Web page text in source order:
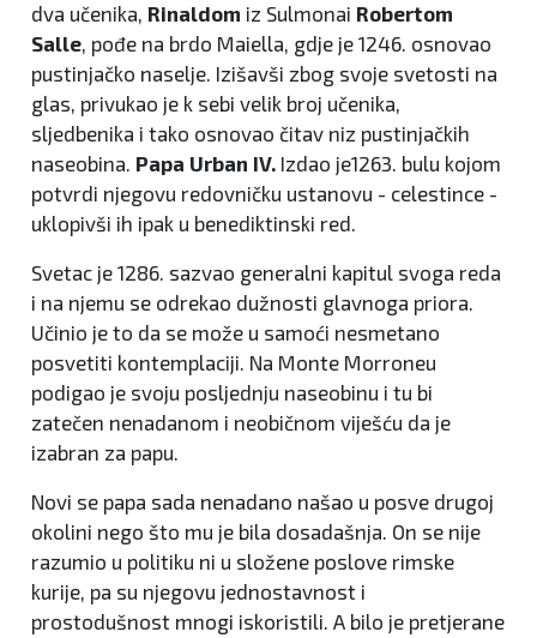
dva učenika, Rinaldom iz Sulmonai Robertom
Salle, pođe na brdo Maiella, gdje je 1246. osnovao
pustinjačko naselje. Izišavši zbog svoje svetosti na
glas, privukao je k sebi velik broj učenika,
sljedbenika i tako osnovao čitav niz pustinjačkih
naseobina. Papa Urban IV. Izdao je1263. bulu kojom
potvrdi njegovu redovničku ustanovu - celestince -
uklopivši ih ipak u benediktinski red.
Svetac je 1286. sazvao generalni kapitul svoga reda
i na njemu se odrekao dužnosti glavnoga priora.
Učinio je to da se može u samoći nesmetano
posvetiti kontemplaciji. Na Monte Morroneu
podigao je svoju posljednju naseobinu i tu bi
zatečen nenadanom i neobičnom viješću da je
izabran za papu.
Novi se papa sada nenadano našao u posve drugoj
okolini nego što mu je bila dosadašnja. On se nije
razumio u politiku ni u složene poslove rimske
kurije, pa su njegovu jednostavnost i
prostodušnost mnogi iskoristili. A bilo je pretjerane